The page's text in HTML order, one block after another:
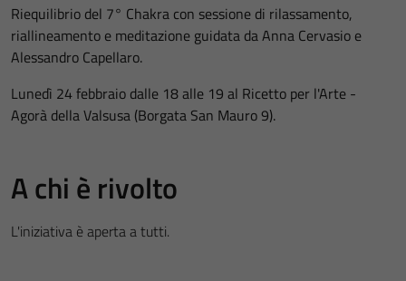
Riequilibrio del 7° Chakra con sessione di rilassamento,
riallineamento e meditazione guidata da Anna Cervasio e
Alessandro Capellaro.
Lunedì 24 febbraio dalle 18 alle 19 al Ricetto per l'Arte -
Agorà della Valsusa (Borgata San Mauro 9).
A chi è rivolto
L'iniziativa è aperta a tutti.